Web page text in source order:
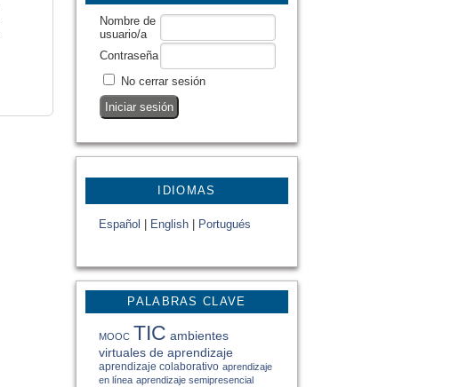
Nombre de
usuario/a
Contraseña
No cerrar sesión
IDIOMAS
Español English Portugués
PALABRAS CLAVE
MOOC TIC ambientes
virtuales de aprendizaje
aprendizaje colaborativo aprendizaje
en línea aprendizaje semipresencial